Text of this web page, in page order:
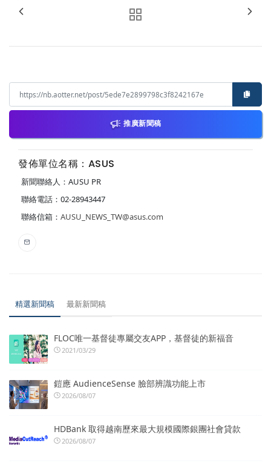
推廣新聞稿
發佈單位名稱：ASUS
新聞聯絡人：AUSU PR
聯絡電話：02-28943447
聯絡信箱： AUSU_NEWS_TW@asus.com
精選新聞稿 最新新聞稿
FLOC唯一基督徒專屬交友APP，基督徒的新福音
2021/03/29
鎧應 AudienceSense 臉部辨識功能上市
2026/08/07
HDBank 取得越南歷來最大規模國際銀團社會貸款
2026/08/07